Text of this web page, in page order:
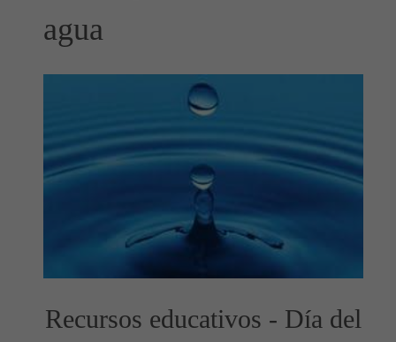
agua
Recursos educativos - Día del